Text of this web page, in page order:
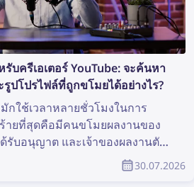
บครีเอเตอร์ YouTube: จะค้นหา
ปโปรไฟล์ที่ถูกขโมยได้อย่างไร?
กใช้เวลาหลายชั่วโมงในการ
ายที่สุดคือมีคนขโมยผลงานของ
บอนุญาต และเจ้าของผลงานตัว
รับใด ๆ เลย แล้วคุณจะค้นหา
งลิขสิทธิ์ของตนเองในฐานะ
30.07.2026